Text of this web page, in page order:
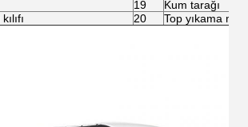
19
Kum tarağı
20 Top yıkama